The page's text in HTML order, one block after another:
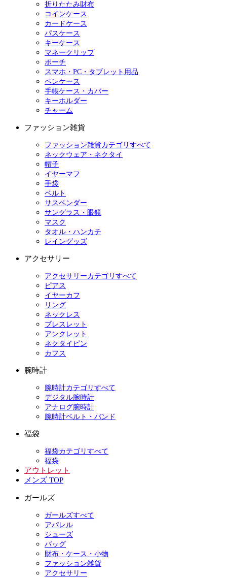
折りたたみ財布
コインケース
カードケース
パスケース
キーケース
マネークリップ
ポーチ
スマホ・PC・タブレット用品
ペンケース
手帳ケース・カバー
キーホルダー
チャーム
ファッション雑貨
ファッション雑貨カテゴリすべて
ネックウェア・ネクタイ
帽子
イヤーマフ
手袋
ベルト
サスペンダー
サングラス・眼鏡
マスク
タオル・ハンカチ
レイングッズ
アクセサリー
アクセサリーカテゴリすべて
ピアス
イヤーカフ
リング
ネックレス
ブレスレット
アンクレット
ネクタイピン
カフス
腕時計
腕時計カテゴリすべて
デジタル腕時計
アナログ腕時計
腕時計ベルト・バンド
福袋
福袋カテゴリすべて
福袋
アウトレット
メンズ TOP
ガールズ
ガールズすべて
アパレル
シューズ
バッグ
財布・ケース・小物
ファッション雑貨
アクセサリー